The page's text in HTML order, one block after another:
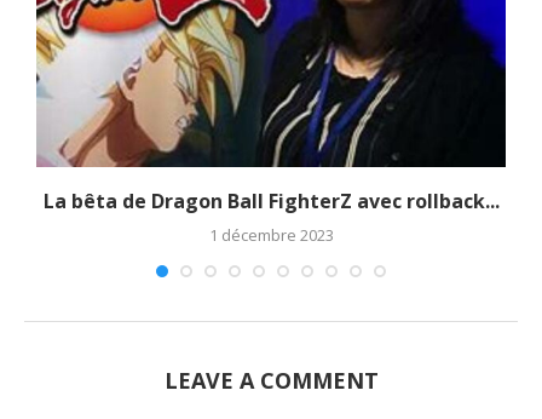
La bêta de Dragon Ball FighterZ avec rollback...
1 décembre 2023
LEAVE A COMMENT